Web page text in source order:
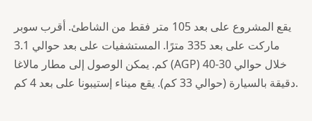
يقع المشروع على بعد 105 متر فقط من الشاطئ. أقرب سوبر
ماركت على بعد 335 مترًا. المستشفيات على بعد حوالي 3.1
كم. يمكن الوصول إلى مطار مالاغا (AGP) خلال حوالي 30-40
دقيقة بالسيارة (حوالي 33 كم). يقع ميناء إستيبونا على بعد 4 كم.